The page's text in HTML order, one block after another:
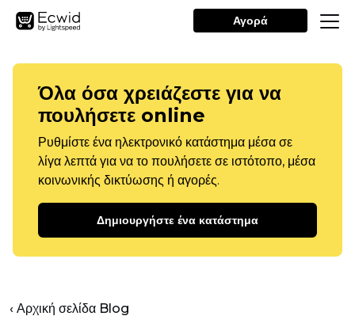
Αγορά
Όλα όσα χρειάζεστε για να
πουλήσετε online
Ρυθμίστε ένα ηλεκτρονικό κατάστημα μέσα σε
λίγα λεπτά για να το πουλήσετε σε ιστότοπο, μέσα
κοινωνικής δικτύωσης ή αγορές.
Δημιουργήστε ένα κατάστημα
‹ Αρχική σελίδα Blog